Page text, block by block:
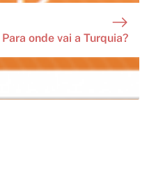
Para onde vai a Turquia?